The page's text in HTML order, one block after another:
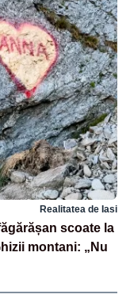
Realitatea de Iasi
scoate la
montani: „Nu